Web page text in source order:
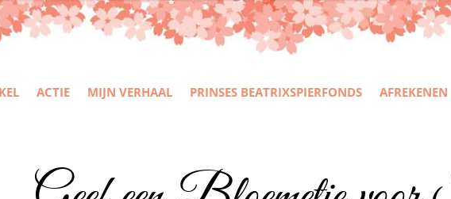
ACTIE MIJN VERHAAL PRINSES BEATRIXSPIERFONDS AFREKENEN